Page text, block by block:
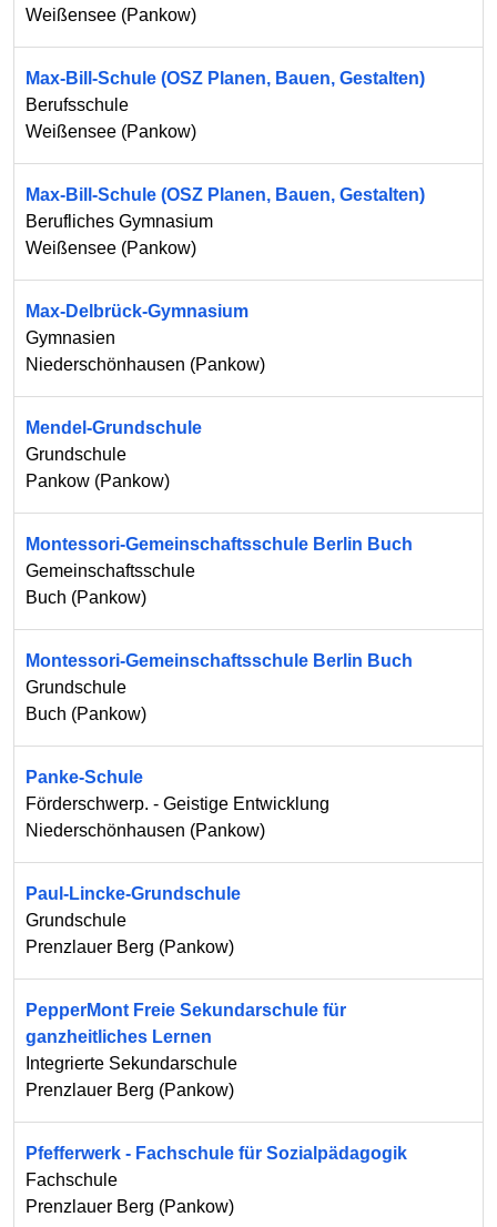
Weißensee (Pankow)
Max-Bill-Schule (OSZ Planen, Bauen, Gestalten)
Berufsschule
Weißensee (Pankow)
Max-Bill-Schule (OSZ Planen, Bauen, Gestalten)
Berufliches Gymnasium
Weißensee (Pankow)
Max-Delbrück-Gymnasium
Gymnasien
Niederschönhausen (Pankow)
Mendel-Grundschule
Grundschule
Pankow (Pankow)
Montessori-Gemeinschaftsschule Berlin Buch
Gemeinschaftsschule
Buch (Pankow)
Montessori-Gemeinschaftsschule Berlin Buch
Grundschule
Buch (Pankow)
Panke-Schule
Förderschwerp. - Geistige Entwicklung
Niederschönhausen (Pankow)
Paul-Lincke-Grundschule
Grundschule
Prenzlauer Berg (Pankow)
PepperMont Freie Sekundarschule für
ganzheitliches Lernen
Integrierte Sekundarschule
Prenzlauer Berg (Pankow)
Pfefferwerk - Fachschule für Sozialpädagogik
Fachschule
Prenzlauer Berg (Pankow)